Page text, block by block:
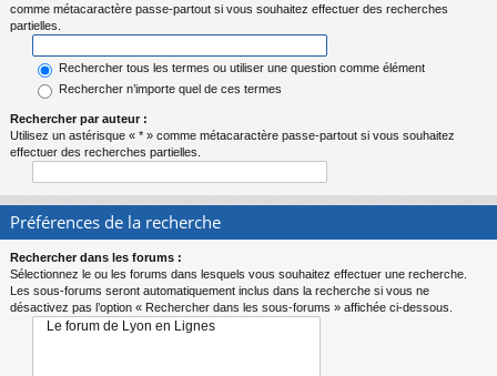
comme métacaractère passe-partout si vous souhaitez effectuer des recherches
partielles.
Rechercher tous les termes ou utiliser une question comme élément
Rechercher n’importe quel de ces termes
Rechercher par auteur :
Utilisez un astérisque « * » comme métacaractère passe-partout si vous souhaitez
effectuer des recherches partielles.
Préférences de la recherche
Rechercher dans les forums :
Sélectionnez le ou les forums dans lesquels vous souhaitez effectuer une recherche.
Les sous-forums seront automatiquement inclus dans la recherche si vous ne
désactivez pas l’option « Rechercher dans les sous-forums » affichée ci-dessous.